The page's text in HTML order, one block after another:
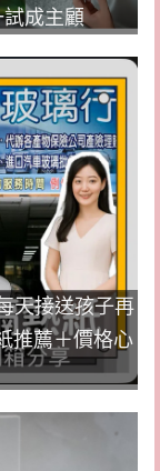
成主顧
天接送孩子再
推薦＋價格心